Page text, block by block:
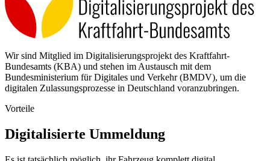
Wir sind Mitglied im Digitalisierungsprojekt des Kraftfahrt-
Bundesamts (KBA) und stehen im Austausch mit dem
Bundesministerium für Digitales und Verkehr (BMDV), um die
digitalen Zulassungsprozesse in Deutschland voranzubringen.
Vorteile
Digitalisierte Ummeldung